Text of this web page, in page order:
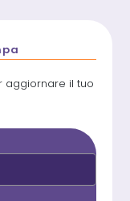
aggiornare il tuo